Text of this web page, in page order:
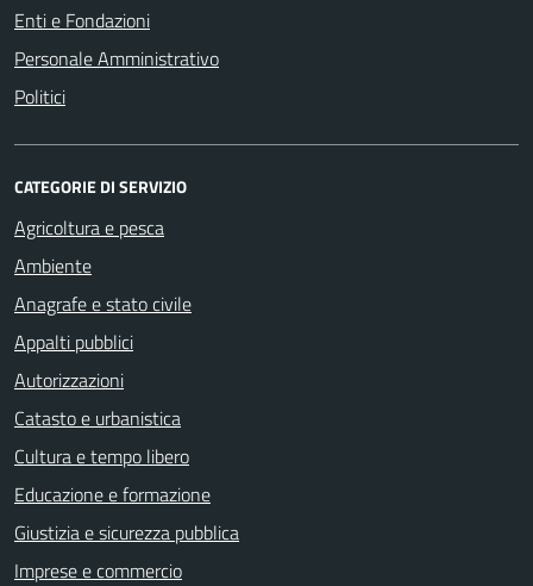
Enti e Fondazioni
Personale Amministrativo
Politici
CATEGORIE DI SERVIZIO
Agricoltura e pesca
Ambiente
Anagrafe e stato civile
Appalti pubblici
Autorizzazioni
Catasto e urbanistica
Cultura e tempo libero
Educazione e formazione
Giustizia e sicurezza pubblica
Imprese e commercio